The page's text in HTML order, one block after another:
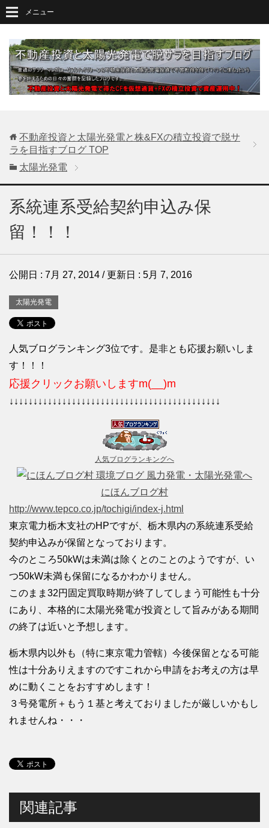
メニュー
不動産投資と太陽光発電と株&FXの積立投資で脱サ
ラを目指すブログ TOP
太陽光発電
系統連系受給契約申込み保
留！！！
公開日 : 7月 27, 2014 / 更新日 : 5月 7, 2016
太陽光発電
人気ブログランキング3位です。是非とも応援お願いしま
す！！！
応援クリックお願いしますm(__)m
↓↓↓↓↓↓↓↓↓↓↓↓↓↓↓↓↓↓↓↓↓↓↓↓↓↓↓↓↓↓↓↓↓↓↓↓↓↓↓↓↓↓↓↓
人気ブログランキングへ
にほんブログ村
http://www.tepco.co.jp/tochigi/index-j.html
東京電力栃木支社のHPですが、栃木県内の系統連系受給
契約申込みが保留となっております。
今のところ50kWは未満は除くとのことのようですが、い
つ50kW未満も保留になるかわかりません。
このまま32円固定買取時期が終了してしまう可能性も十分
にあり、本格的に太陽光発電が投資として旨みがある期間
の終了は近いと予想します。
栃木県内以外も（特に東京電力管轄）今後保留となる可能
性は十分ありえますのですこれから申請をお考えの方は早
めに動くことをおすすめします！
３号発電所＋もう１基と考えておりましたが厳しいかもし
れませんね・・・
関連記事